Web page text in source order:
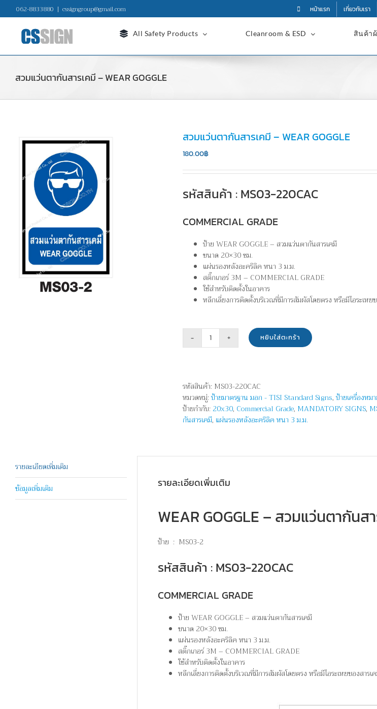
to
content
062-8833880 | cssigngroup@gmail.com หน้าแรก เกี่ยวกับเรา
All Safety Products Cleanroom & ESD สินค้า
สวมแว่นตากันสารเคมี – WEAR GOGGLE
สวมแว่นตากันสารเคมี – WEAR GOGGLE
180.00฿
รหัสสินค้า : MS03-220CAC
COMMERCIAL GRADE
ป้าย WEAR GOGGLE – สวมแว่นตากันสารเคมี
ขนาด 20×30 ซม.
แผ่นรองหลังอะคริลิค หนา 3 ม.ม.
สติ๊กเกอร์ 3M – COMMERCIAL GRADE
ใช้สำหรับติดตั้งในอาคาร
หลีกเลี่ยงการติดตั้งบริเวณที่มีการสัมผัสโดยตรง หรือมีไอระเหย
จำนวน
สาร
เคมี
-
WEAR
หยิบใส่ตะกร้า
รหัสสินค้า: MS03-220CAC
หมวดหมู่:ป้ายมาตรฐาน มอก - TISI Standard Signs, ป้ายเครื่องหม
ป้ายกำกับ:20x30, Commercial Grade, MANDATORY SIGNS,
กันสารเคมี, แผ่นรองหลังอะคริลิค หนา 3 ม.ม.
รายละเอียดเพิ่มเติม
ข้อมูลเพิ่มเติม
รายละเอียดเพิ่มเติม
WEAR GOGGLE – สวมแว่นตากันส
ป้าย : MS03-2
รหัสสินค้า : MS03-220CAC
COMMERCIAL GRADE
ป้าย WEAR GOGGLE – สวมแว่นตากันสารเคมี
ขนาด 20×30 ซม.
แผ่นรองหลังอะคริลิค หนา 3 ม.ม.
สติ๊กเกอร์ 3M – COMMERCIAL GRADE
ใช้สำหรับติดตั้งในอาคาร
หลีกเลี่ยงการติดตั้งบริเวณที่มีการสัมผัสโดยตรง หรือมีไอระเหยของสารเ